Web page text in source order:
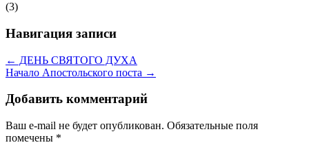
(3)
Навигация записи
← ДЕНЬ СВЯТОГО ДУХА
Начало Апостольского поста →
Добавить комментарий
Ваш e-mail не будет опубликован. Обязательные поля
помечены *